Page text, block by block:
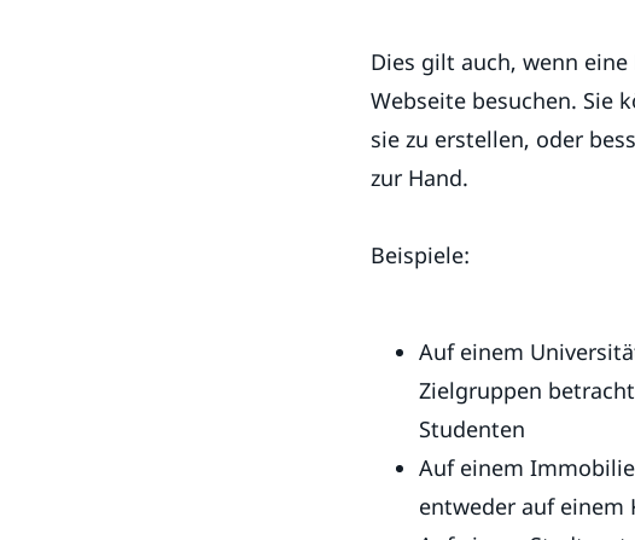
Dies gilt auch, wenn
Webseite besuchen. Sie
sie zu erstellen, oder
zur Hand.
Beispiele:
Auf einem
Zielgruppen
Studenten
Auf einem
entweder auf einem